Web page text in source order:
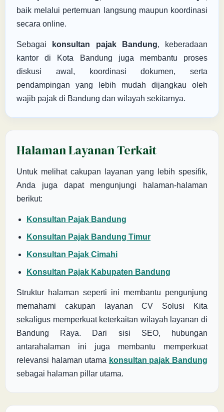
baik melalui pertemuan langsung maupun koordinasi
secara online.
Sebagai konsultan pajak Bandung, keberadaan
kantor di Kota Bandung juga membantu proses
diskusi awal, koordinasi dokumen, serta
pendampingan yang lebih mudah dijangkau oleh
wajib pajak di Bandung dan wilayah sekitarnya.
Halaman Layanan Terkait
Untuk melihat cakupan layanan yang lebih spesifik,
Anda juga dapat mengunjungi halaman-halaman
berikut:
Konsultan Pajak Bandung
Konsultan Pajak Bandung Timur
Konsultan Pajak Cimahi
Konsultan Pajak Kabupaten Bandung
Struktur halaman seperti ini membantu pengunjung
memahami cakupan layanan CV Solusi Kita
sekaligus memperkuat keterkaitan wilayah layanan di
Bandung Raya. Dari sisi SEO, hubungan
antarahalaman ini juga membantu memperkuat
relevansi halaman utama konsultan pajak Bandung
sebagai halaman pillar utama.